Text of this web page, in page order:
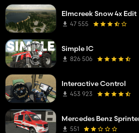
Elmcreek Snow 4x Edit
47 555
Simple IC
826 506
Interactive Control
453 923
Mercedes Benz
551